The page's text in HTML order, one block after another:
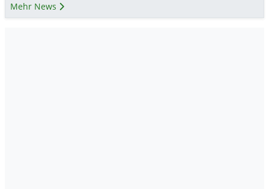
Mehr News